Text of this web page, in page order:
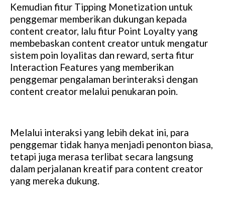
Kemudian fitur Tipping Monetization untuk
penggemar memberikan dukungan kepada
content creator, lalu fitur Point Loyalty yang
membebaskan content creator untuk mengatur
sistem poin loyalitas dan reward, serta fitur
Interaction Features yang memberikan
penggemar pengalaman berinteraksi dengan
content creator melalui penukaran poin.
Melalui interaksi yang lebih dekat ini, para
penggemar tidak hanya menjadi penonton biasa,
tetapi juga merasa terlibat secara langsung
dalam perjalanan kreatif para content creator
yang mereka dukung.